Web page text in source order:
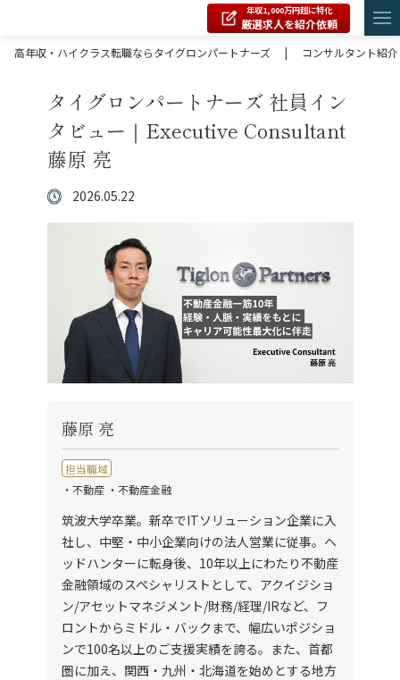
年収1,000万円超に特化
厳選求人を紹介依頼
高年収・ハイクラス転職ならタイグロンパートナーズ
| コンサルタント紹介
タイグロンパートナーズ 社員イン
タビュー｜Executive Consultant
藤原 亮
2026.05.22
藤原 亮
担当職域
・不動産 ・不動産金融
筑波大学卒業。新卒でITソリューション企業に入
社し、中堅・中小企業向けの法人営業に従事。ヘ
ッドハンターに転身後、10年以上にわたり不動産
金融領域のスペシャリストとして、アクイジショ
ン/アセットマネジメント/財務/経理/IRなど、フ
ロントからミドル・バックまで、幅広いポジショ
ンで100名以上のご支援実績を誇る。また、首都
圏に加え、関西・九州・北海道を始めとする地方